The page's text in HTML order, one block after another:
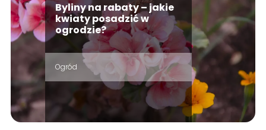
Byliny na rabaty – jakie
kwiaty posadzić w
ogrodzie?
Ogród